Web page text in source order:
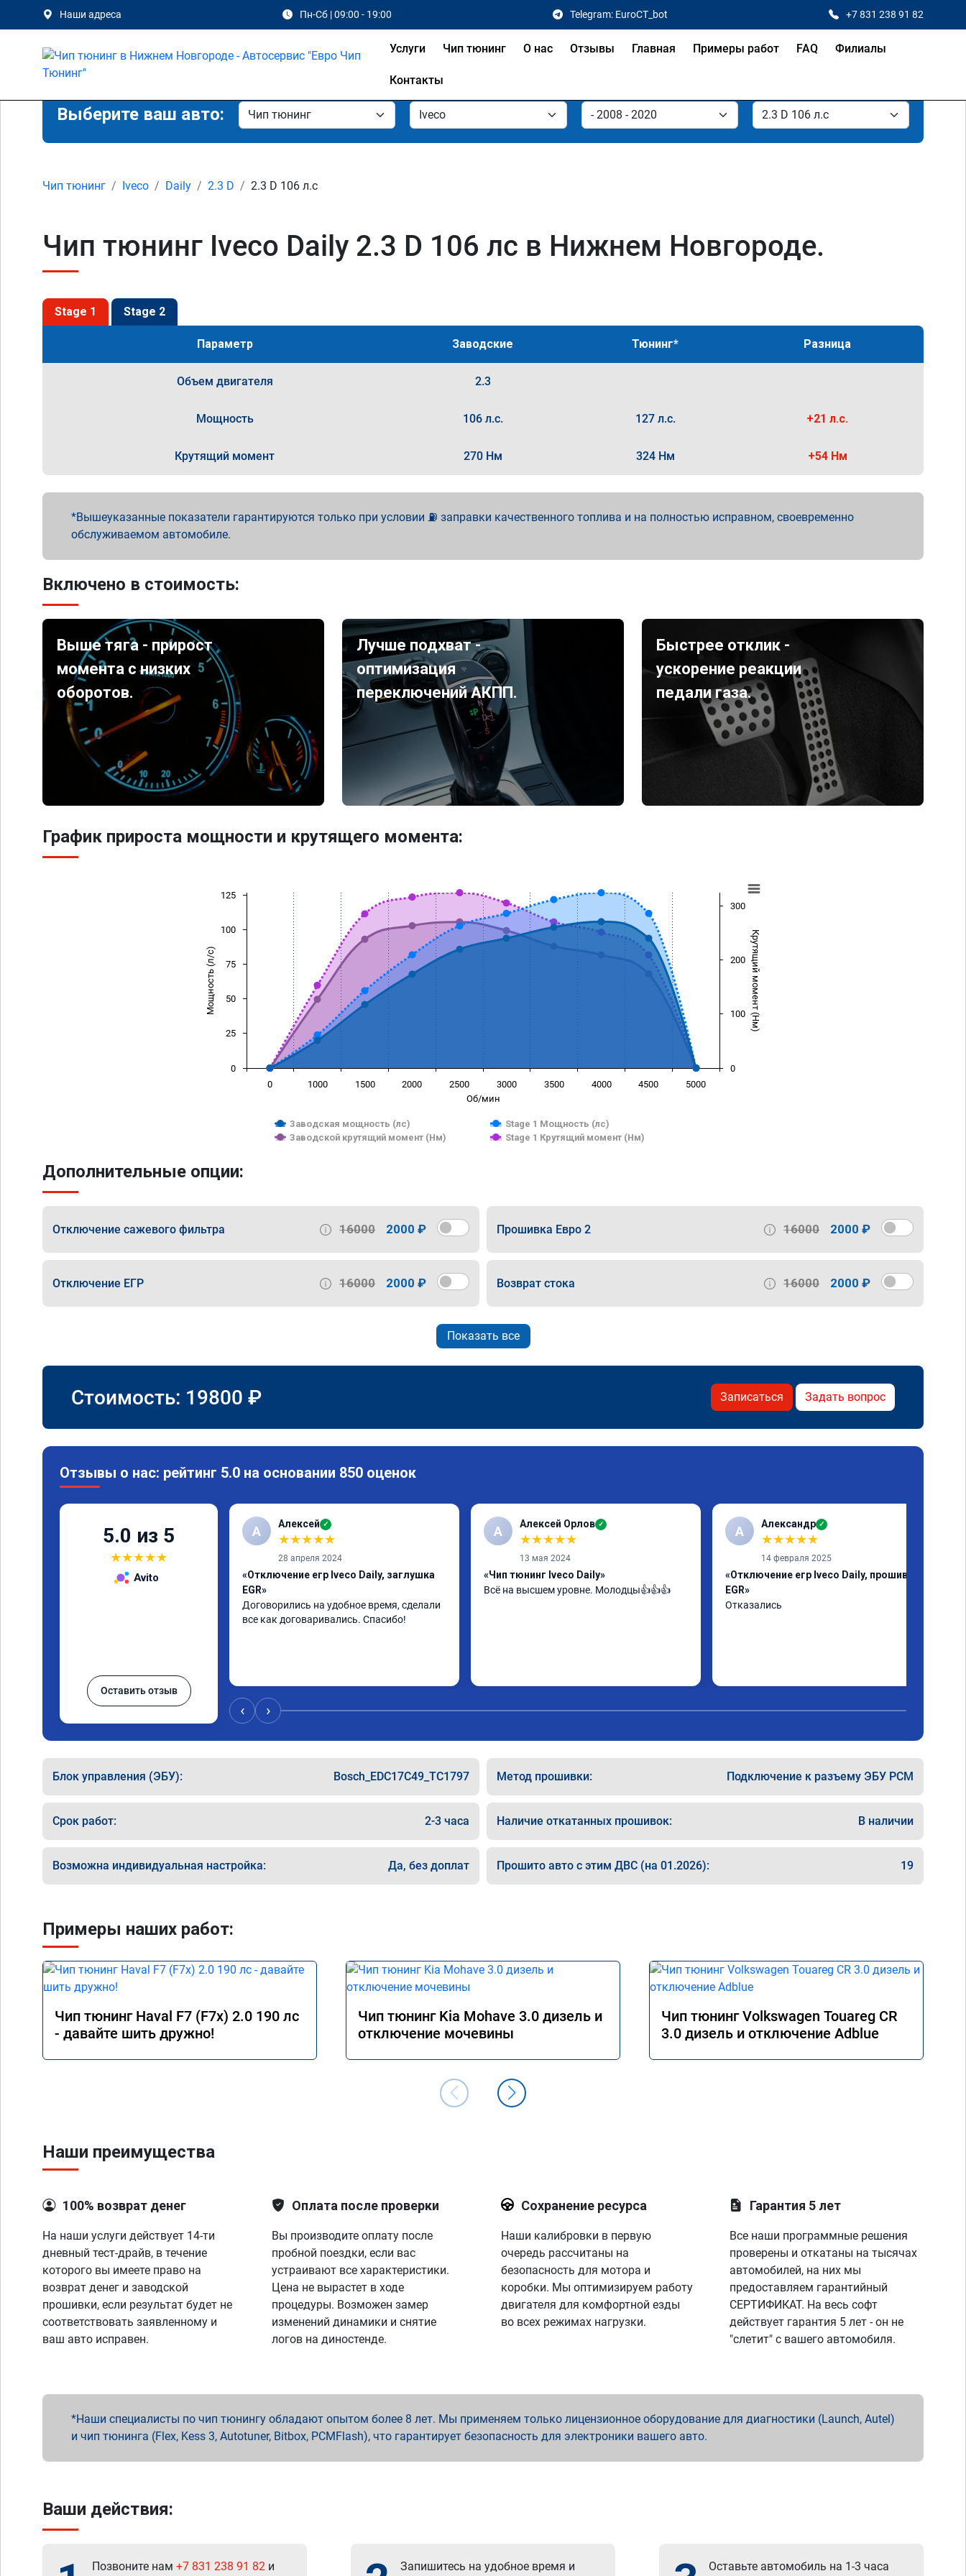
Наши адреса Пн-Сб | 09:00 - 19:00 Telegram: EuroCT_bot +7 831 238 91 82
Услуги Чип тюнинг О нас Отзывы Главная Примеры работ FAQ Филиалы
Контакты
Выберите ваш авто:
Чип тюнинг Iveco Daily 2.3 D 2.3 D 106 л.с
Чип тюнинг Iveco Daily 2.3 D 106 лс в Нижнем Новгороде.
Stage 1 Stage 2
Параметр Заводские Тюнинг* Разница
Объем двигателя 2.3
Мощность 106 л.с. 127 л.с. +21 л.с.
Крутящий момент 270 Нм 324 Нм +54 Нм
Вышеуказанные показатели гарантируются только при условии ⛽ заправки качественного топлива и на полностью исправном, своевременно
обслуживаемом автомобиле.
Включено в стоимость:
Выше тяга - прирост
момента с низких
оборотов.
Лучше подхват -
оптимизация
переключений АКПП.
Быстрее отклик -
ускорение реакции
педали газа.
График прироста мощности и крутящего момента:
Об/мин
Мощность (л/с) Крутящий момент (Нм)
Заводская мощность (лс)
Stage 1 Мощность (лс)
Заводской крутящий момент (Нм)
Stage 1 Крутящий момент (Нм)
0 1000 1500 2000 2500 3000 3500 4000 4500 5000
0
25
50
75
100
125
0
100
200
300
Дополнительные опции:
Отключение сажевого фильтра 16000 2000 ₽ Прошивка Евро 2 16000 2000 ₽
Отключение ЕГР 16000 2000 ₽ Возврат стока 16000 2000 ₽
Показать все
Стоимость: 19800 ₽ Записаться Задать вопрос
Отзывы о нас: рейтинг 5.0 на основании 850 оценок
5.0 из 5
★★★★★
Avito
Оставить отзыв
А Алексей ✓
★★★★★
28 апреля 2024
«Отключение егр Iveco Daily, заглушка
EGR»
Договорились на удобное время, сделали
все как договаривались. Спасибо!
А Алексей Орлов ✓
★★★★★
13 мая 2024
«Чип тюнинг Iveco Daily»
Всё на высшем уровне. Молодцы👍👍👍
А Александр ✓
★★★★★
14 февраля 2025
«Отключение егр Iveco Daily, прошивка
EGR»
Отказались
‹ ›
Блок управления (ЭБУ): Bosch_EDC17C49_TC1797 Метод прошивки: Подключение к разъему ЭБУ PCM
Срок работ: 2-3 часа Наличие откатанных прошивок: В наличии
Возможна индивидуальная настройка: Да, без доплат Прошито авто с этим ДВС (на 01.2026): 19
Примеры наших работ:
Чип тюнинг Haval F7 (F7x) 2.0 190 лс
- давайте шить дружно!
Чип тюнинг Kia Mohave 3.0 дизель и
отключение мочевины
Чип тюнинг Volkswagen Touareg CR
3.0 дизель и отключение Adblue
Наши преимущества
100% возврат денег
На наши услуги действует 14-ти
дневный тест-драйв, в течение
которого вы имеете право на
возврат денег и заводской
прошивки, если результат будет не
соответствовать заявленному и
ваш авто исправен.
Оплата после проверки
Вы производите оплату после
пробной поездки, если вас
устраивают все характеристики.
Цена не вырастет в ходе
процедуры. Возможен замер
изменений динамики и снятие
логов на диностенде.
Сохранение ресурса
Наши калибровки в первую
очередь рассчитаны на
безопасность для мотора и
коробки. Мы оптимизируем работу
двигателя для комфортной езды
во всех режимах нагрузки.
Гарантия 5 лет
Все наши программные решения
проверены и откатаны на тысячах
автомобилей, на них мы
предоставляем гарантийный
СЕРТИФИКАТ. На весь софт
действует гарантия 5 лет - он не
"слетит" с вашего автомобиля.
Наши специалисты по чип тюнингу обладают опытом более 8 лет. Мы применяем только лицензионное оборудование для диагностики (Launch, Autel)
и чип тюнинга (Flex, Kess 3, Autotuner, Bitbox, PCMFlash), что гарантирует безопасность для электроники вашего авто.
Ваши действия:
Позвоните нам +7 831 238 91 82 и Запишитесь на удобное время и Оставьте автомобиль на 1-3 часа